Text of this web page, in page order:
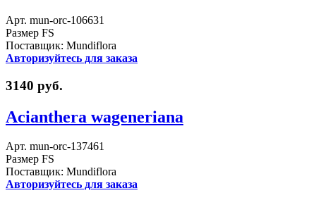
Арт. mun-orc-106631
Размер FS
Поставщик: Mundiflora
Авторизуйтесь для заказа
3140 руб.
Acianthera wageneriana
Арт. mun-orc-137461
Размер FS
Поставщик: Mundiflora
Авторизуйтесь для заказа